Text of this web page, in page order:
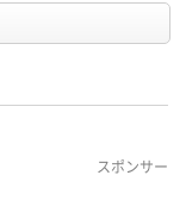
スポンサー